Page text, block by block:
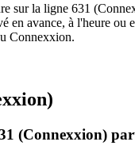
sur la ligne 631
avance, à l'heure ou
Connexxion.
(Connexxion)